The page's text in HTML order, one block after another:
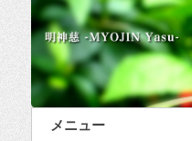
メニュー